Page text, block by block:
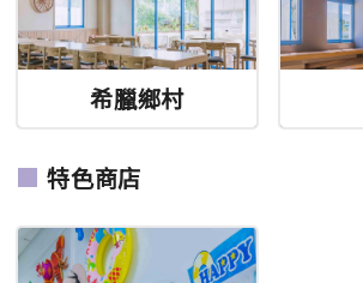
希臘鄉村
特色商店